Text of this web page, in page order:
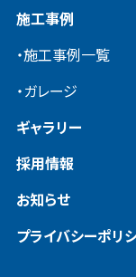
施工事例
・施工事例一覧
・ガレージ
ギャラリー
採用情報
お知らせ
プライバシーポリ